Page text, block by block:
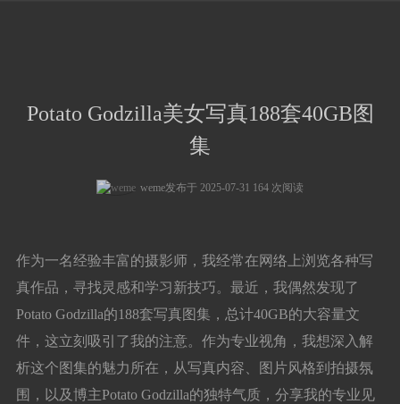
Potato Godzilla美女写真188套40GB图
集
weme发布于 2025-07-31 164 次阅读
作为一名经验丰富的摄影师，我经常在网络上浏览各种写
真作品，寻找灵感和学习新技巧。最近，我偶然发现了
Potato Godzilla的188套写真图集，总计40GB的大容量文
件，这立刻吸引了我的注意。作为专业视角，我想深入解
析这个图集的魅力所在，从写真内容、图片风格到拍摄氛
围，以及博主Potato Godzilla的独特气质，分享我的专业见